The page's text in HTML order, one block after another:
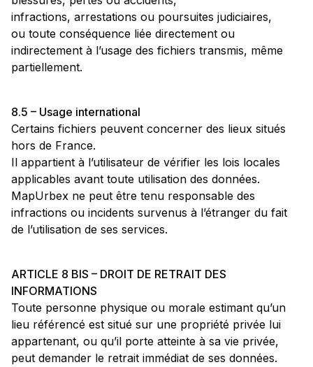
infractions, arrestations ou poursuites judiciaires,
ou toute conséquence liée directement ou
indirectement à l’usage des fichiers transmis, même
partiellement.
8.5 – Usage international
Certains fichiers peuvent concerner des lieux situés
hors de France.
Il appartient à l’utilisateur de vérifier les lois locales
applicables avant toute utilisation des données.
MapUrbex ne peut être tenu responsable des
infractions ou incidents survenus à l’étranger du fait
de l’utilisation de ses services.
ARTICLE 8 BIS – DROIT DE RETRAIT DES
INFORMATIONS
Toute personne physique ou morale estimant qu’un
lieu référencé est situé sur une propriété privée lui
appartenant, ou qu’il porte atteinte à sa vie privée,
peut demander le retrait immédiat de ses données.